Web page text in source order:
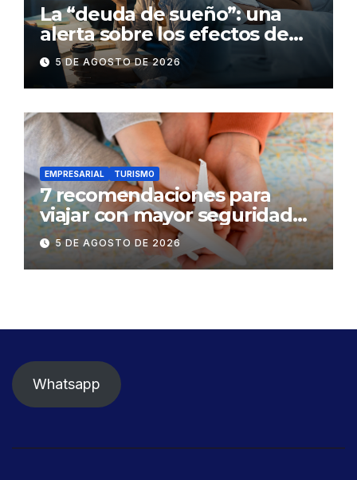
La “deuda de sueño”: una
alerta sobre los efectos de
dormir mal en la salud física y
mental
5 DE AGOSTO DE 2026
EMPRESARIAL TURISMO
7 recomendaciones para
viajar con mayor seguridad
dentro y fuera del Ecuador
5 DE AGOSTO DE 2026
Whatsapp